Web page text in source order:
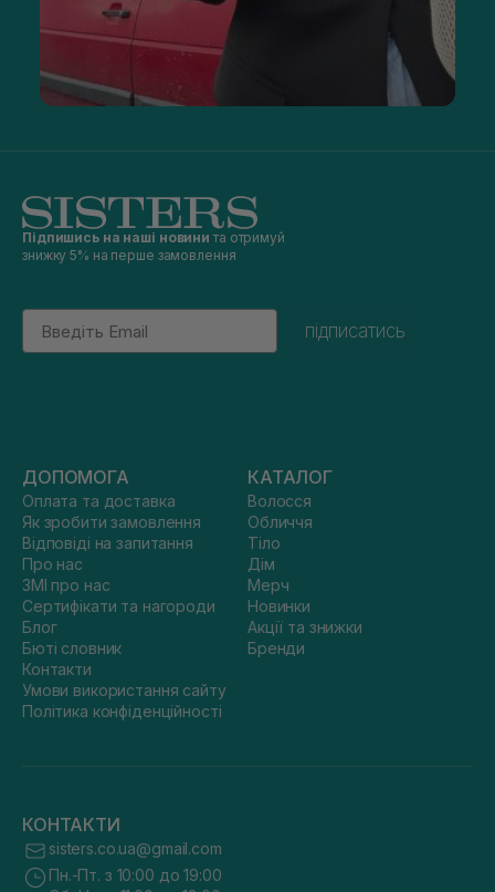
Підпишись на наші новини та отримуй
знижку 5% на перше замовлення
Email
підписатись
ДОПОМОГА
Оплата та доставка
Як зробити замовлення
Відповіді на запитання
Про нас
ЗМІ про нас
Сертифікати та нагороди
Блог
Бюті словник
Контакти
Умови використання сайту
Політика конфіденційності
КАТАЛОГ
Волосся
Обличчя
Тіло
Дім
Мерч
Новинки
Акції та знижки
Бренди
КОНТАКТИ
sisters.co.ua@gmail.com
Пн.-Пт. з 10:00 до 19:00